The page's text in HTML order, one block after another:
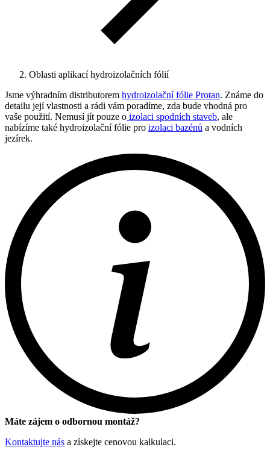
Oblasti aplikací hydroizolačních fólií
Jsme výhradním distributorem hydroizolační fólie Protan. Známe do
detailu její vlastnosti a rádi vám poradíme, zda bude vhodná pro
vaše použití. Nemusí jít pouze o izolaci spodních staveb, ale
nabízíme také hydroizolační fólie pro izolaci bazénů a vodních
jezírek.
Máte zájem o odbornou montáž?
Kontaktujte nás a získejte cenovou kalkulaci.